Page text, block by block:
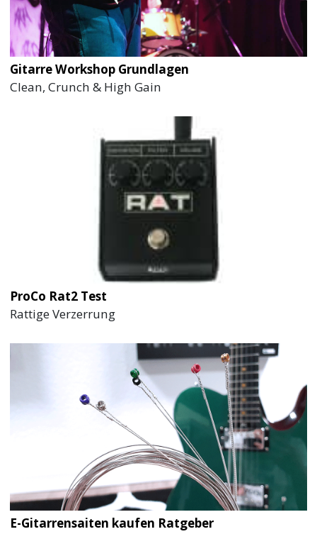
Gitarre Workshop Grundlagen
Clean, Crunch & High Gain
ProCo Rat2 Test
Rattige Verzerrung
E-Gitarrensaiten kaufen Ratgeber